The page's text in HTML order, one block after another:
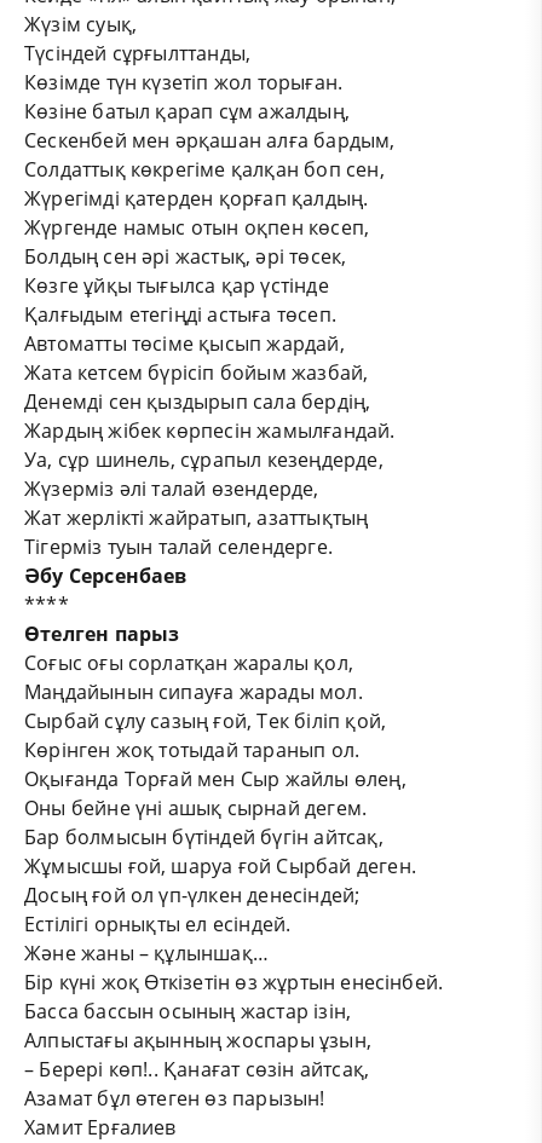
Жүзім суық,
Түсіндей сұрғылттанды,
Көзімде түн күзетіп жол торыған.
Көзіне батыл қарап сұм ажалдың,
Сескенбей мен әрқашан алға бардым,
Солдаттық көкрегіме қалқан боп сен,
Жүрегімді қатерден қорғап қалдың.
Жүргенде намыс отын оқпен көсеп,
Болдың сен әрі жастық, әрі төсек,
Көзге ұйқы тығылса қар үстінде
Қалғыдым етегіңді астыға төсеп.
Автоматты төсіме қысып жардай,
Жата кетсем бүрісіп бойым жазбай,
Денемді сен қыздырып сала бердің,
Жардың жібек көрпесін жамылғандай.
Уа, сұр шинель, сұрапыл кезеңдерде,
Жүзерміз әлі талай өзендерде,
Жат жерлікті жайратып, азаттықтың
Тігерміз туын талай селендерге.
Әбу Серсенбаев
****
Өтелген парыз
Соғыс оғы сорлатқан жаралы қол,
Маңдайынын сипауға жарады мол.
Сырбай сұлу сазың ғой, Тек біліп қой,
Көрінген жоқ тотыдай таранып ол.
Оқығанда Торғай мен Сыр жайлы өлең,
Оны бейне үні ашық сырнай дегем.
Бар болмысын бүтіндей бүгін айтсақ,
Жұмысшы ғой, шаруа ғой Сырбай деген.
Досың ғой ол үп-үлкен денесіндей;
Естілігі орнықты ел есіндей.
Және жаны – құлыншақ…
Бір күні жоқ Өткізетін өз жұртын енесінбей.
Басса бассын осының жастар ізін,
Алпыстағы ақынның жоспары ұзын,
– Берері көп!.. Қанағат сөзін айтсақ,
Азамат бұл өтеген өз парызын!
Хамит Ерғалиев